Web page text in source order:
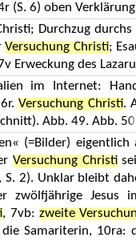
(S. 6) oben
Durchzug
Versuchung Christi;
Erweckung des
im Internet:
Versuchung Christi.
Abb. 49. Abb.
(=Bilder)
Versuchung Christi
2). Unklar bleibt
zwölfjährige Jesus
, 7vb: zweite
Samariterin, 10ra: